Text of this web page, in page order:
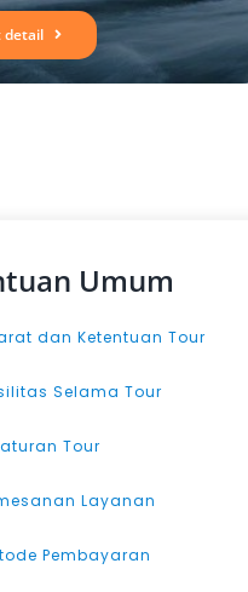
detail
Umum
dan Ketentuan Tour
Selama Tour
Tour
Layanan
Pembayaran